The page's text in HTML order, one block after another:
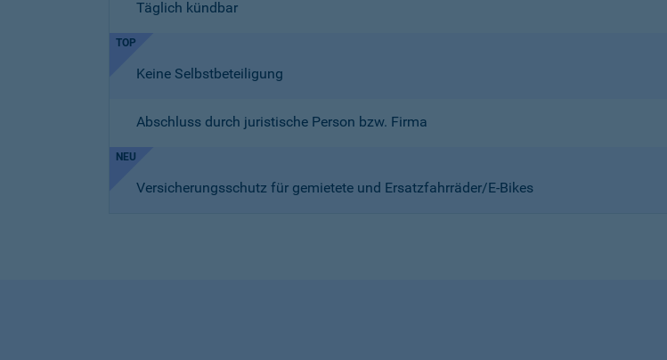
Täglich kündbar
TOP
Keine Selbstbeteiligung
Abschluss durch juristische Person bzw. Firma
NEU
Versicherungsschutz für gemietete und Ersatzfahrräder/E-Bikes